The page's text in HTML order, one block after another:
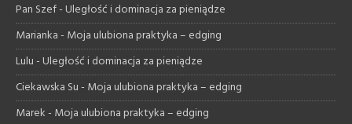
Pan Szef-Uległość i dominacja za pieniądze
Marianka- Moja ulubiona praktyka – edging
Lulu-Uległość i dominacja za pieniądze
Ciekawska Su- Moja ulubiona praktyka – edging
Marek- Moja ulubiona praktyka – edging